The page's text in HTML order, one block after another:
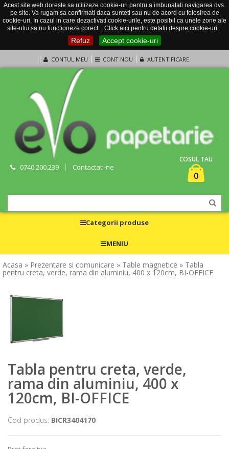
Acest site web doreste sa utilizeze cookie-uri pentru a imbunatati navigarea dvs.
pe site. Va rugam sa confirmati daca sunteti sau nu de acord cu folosirea de
cookie-uri. In cazul in care dezactivati cookie-urile, este posibil ca unele zone ale
site-ului sa nu functioneze corect.
Click aici pentru detalii despre cookie-uri.
Refuz Accept cookie-uri
CONTUL MEU CONT NOU AUTENTIFICARE
0740.200.239 Contactati-ne
COSUL TAU
0
Categorii produse
MENIU
Acasa » Prezentare si comunicare » Table magnetice » Tabla
pentru creta, verde, rama din aluminiu, 400 x 120cm, BI-OFFICE
Tabla pentru creta, verde,
rama din aluminiu, 400 x
120cm, BI-OFFICE
Cod produs: BICR3404170